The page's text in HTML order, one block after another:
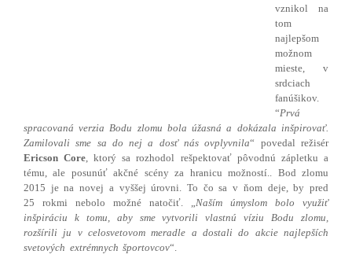
vznikol na
tom
najlepšom
možnom
mieste, v
srdciach
fanúšikov.
“Prvá
spracovaná verzia Bodu zlomu bola úžasná a dokázala inšpirovať.
Zamilovali sme sa do nej a dosť nás ovplyvnila“ povedal režisér
Ericson Core, ktorý sa rozhodol rešpektovať pôvodnú zápletku a
tému, ale posunúť akčné scény za hranicu možností.. Bod zlomu
2015 je na novej a vyššej úrovni. To čo sa v ňom deje, by pred
25 rokmi nebolo možné natočiť. „Naším úmyslom bolo využiť
inšpiráciu k tomu, aby sme vytvorili vlastnú víziu Bodu zlomu,
rozšírili ju v celosvetovom meradle a dostali do akcie najlepších
svetových extrémnych športovcov“.